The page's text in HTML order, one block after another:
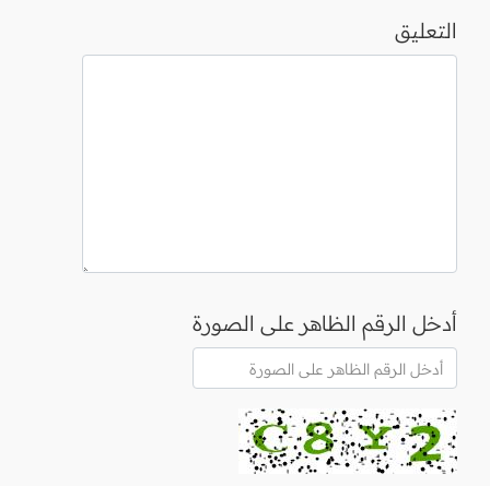
التعليق
أدخل الرقم الظاهر على الصورة